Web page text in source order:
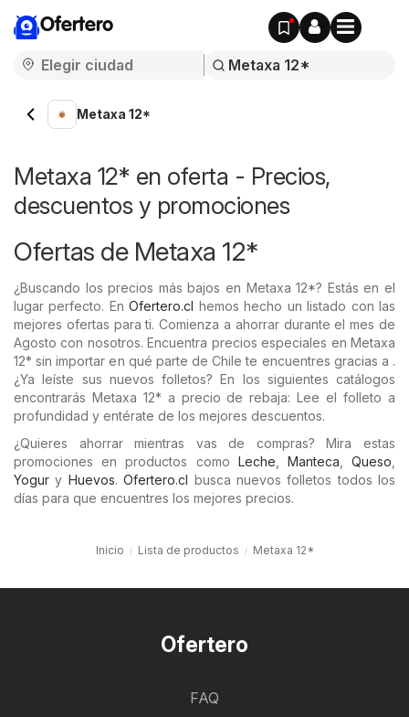
Ofertero
Metaxa 12*
Metaxa 12* en oferta - Precios,
descuentos y promociones
Ofertas de Metaxa 12*
¿Buscando los precios más bajos en Metaxa 12*? Estás en el
lugar perfecto. EnOfertero.cl hemos hecho un listado con las
mejores ofertas para ti. Comienza a ahorrar durante el mes de
Agosto con nosotros. Encuentra precios especiales en Metaxa
12* sin importar en qué parte de Chile te encuentres gracias a .
¿Ya leíste sus nuevos folletos? En los siguientes catálogos
encontrarás Metaxa 12* a precio de rebaja: Lee el folleto a
profundidad y entérate de los mejores descuentos.
¿Quieres ahorrar mientras vas de compras? Mira estas
promociones en productos como Leche Manteca ,Queso
Yogur y Huevos.Ofertero.cl busca nuevos folletos todos los
días para que encuentres los mejores precios.
Inicio Lista de productos Metaxa 12*
Ofertero
FAQ